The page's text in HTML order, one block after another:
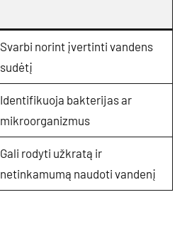
Svarbi norint įvertinti vandens
sudėtį
Identifikuoja bakterijas ar
mikroorganizmus
Gali rodyti užkratą ir
netinkamumą naudoti vandenį